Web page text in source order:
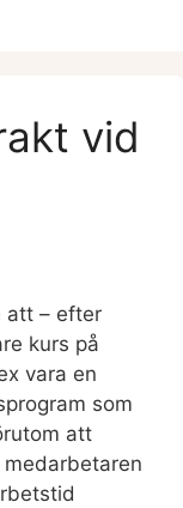
vid
att – efter
kurs på
vara en
som
att